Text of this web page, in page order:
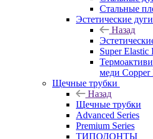
Стальные
Эстетические дуги
Назад
Super Elastic
меди Copper
Щечные трубки
Назад
Щечные трубки
Advanced Series
Premium Series
ТИПОДОНТЫ